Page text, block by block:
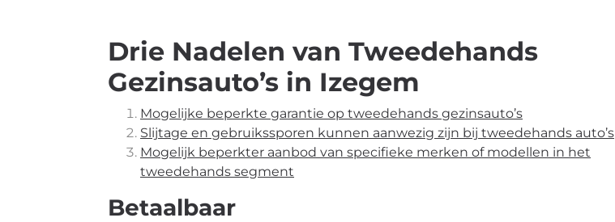
Drie Nadelen van Tweedehands
Gezinsauto’s in Izegem
Mogelijke beperkte garantie op tweedehands gezinsauto’s
Slijtage en gebruikssporen kunnen aanwezig zijn bij tweedehands auto’s
Mogelijk beperkter aanbod van specifieke merken of modellen in het
tweedehands segment
Betaalbaar